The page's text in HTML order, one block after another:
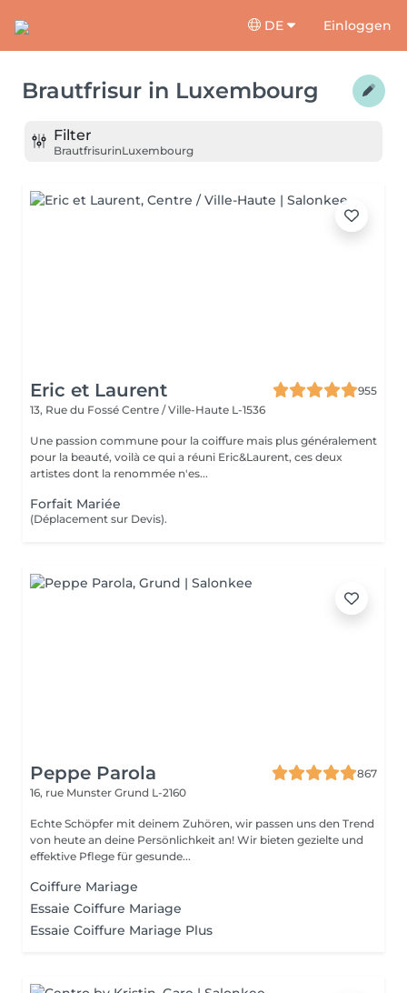
DE Einloggen
Brautfrisur in Luxembourg
Filter
BrautfrisurinLuxembourg
Eric et Laurent
955
13, Rue du Fossé Centre / Ville-Haute L-1536
Une passion commune pour la coiffure mais plus généralement
pour la beauté, voilà ce qui a réuni Eric&Laurent, ces deux
artistes dont la renommée n'es...
Forfait Mariée
(Déplacement sur Devis).
Peppe Parola
867
16, rue Munster Grund L-2160
Echte Schöpfer mit deinem Zuhören, wir passen uns den Trend
von heute an deine Persönlichkeit an! Wir bieten gezielte und
effektive Pflege für gesunde...
Coiffure Mariage
Essaie Coiffure Mariage
Essaie Coiffure Mariage Plus